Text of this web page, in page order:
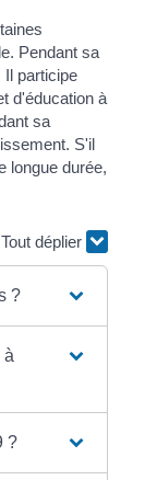
Pendant sa
Il participe
d'éducation à
sa
S'il
longue durée,
Tout déplier
?
à
?